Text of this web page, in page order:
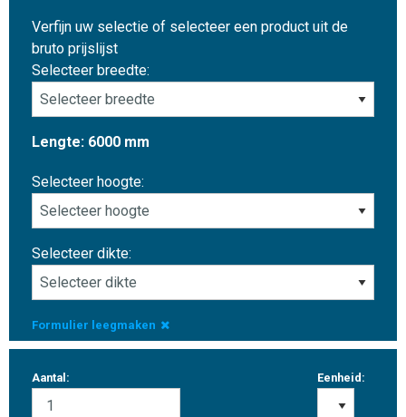
Verfijn uw selectie of selecteer een product uit de
bruto prijslijst
Selecteer breedte:
Lengte: 6000 mm
Selecteer hoogte:
Selecteer dikte:
Formulier leegmaken
Aantal: Eenheid: